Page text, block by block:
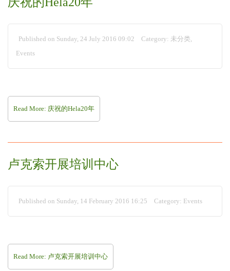
Published on Sunday, 24 July 2016 09:02 Category: 未分类,
Events
Read More: 庆祝的Hela20年
卢克索开展培训中心
Published on Sunday, 14 February 2016 16:25 Category: Events
Read More: 卢克索开展培训中心